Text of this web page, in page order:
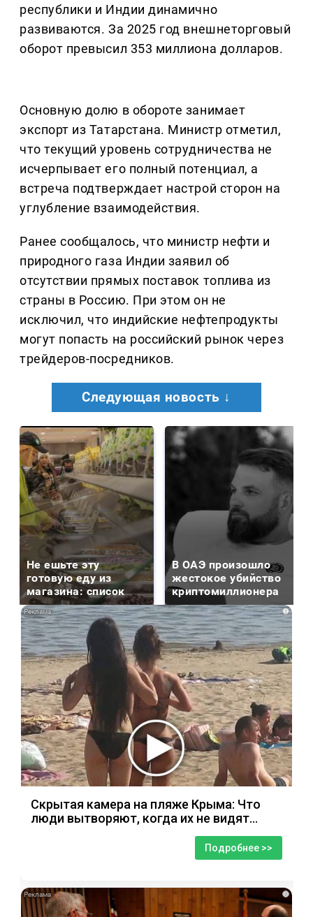
республики и Индии динамично
развиваются. За 2025 год внешнеторговый
оборот превысил 353 миллиона долларов.
Основную долю в обороте занимает
экспорт из Татарстана. Министр отметил,
что текущий уровень сотрудничества не
исчерпывает его полный потенциал, а
встреча подтверждает настрой сторон на
углубление взаимодействия.
Ранее сообщалось, что министр нефти и
природного газа Индии заявил об
отсутствии прямых поставок топлива из
страны в Россию. При этом он не
исключил, что индийские нефтепродукты
могут попасть на российский рынок через
трейдеров-посредников.
Следующая новость ↓
Не ешьте эту
готовую еду из
магазина: список
В ОАЭ произошло
жестокое убийство
криптомиллионера
i
Скрытая камера на пляже Крыма: Что
люди вытворяют, когда их не видят...
Подробнее >>
i